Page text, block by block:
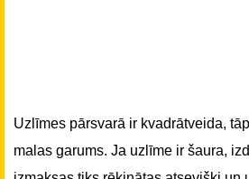
Uzlīmes pārsvarā ir kvadrātveida,
malas garums. Ja uzlīme ir šaura,